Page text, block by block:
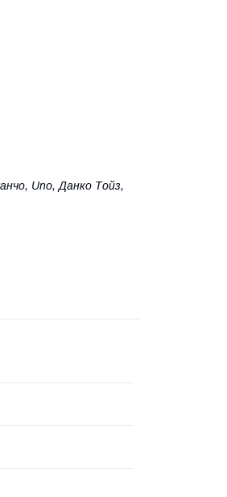
Uno, Данко Тойз,